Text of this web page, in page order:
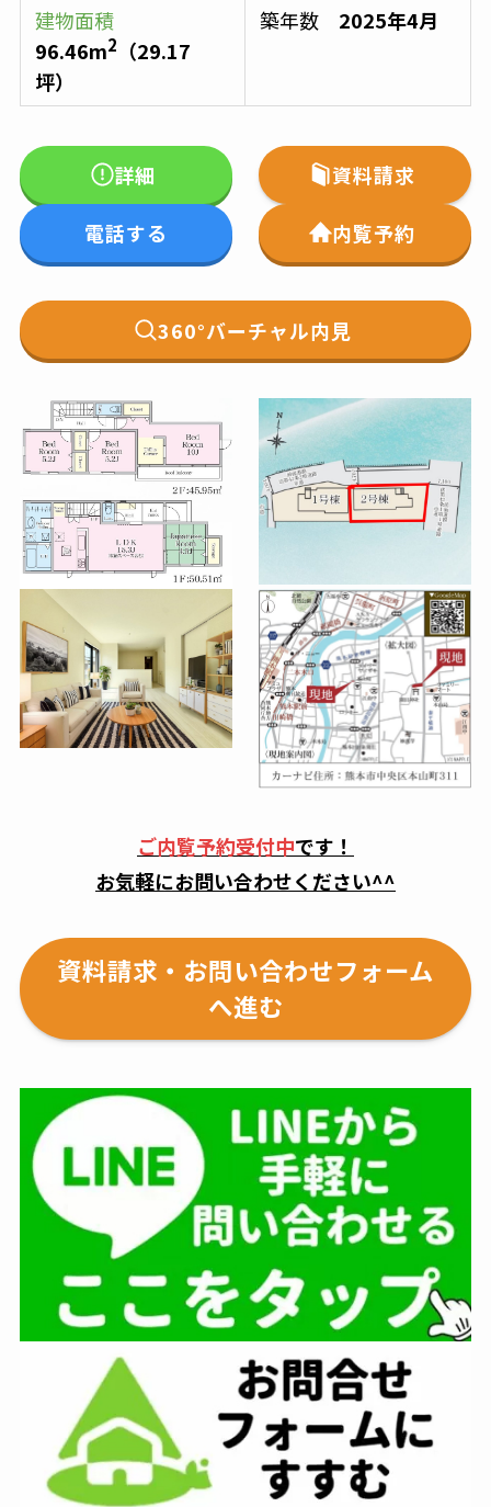
建物面積
96.46m2 （29.17
坪）
築年数 2025年4月
詳細 資料請求
電話する 内覧予約
360°バーチャル内見
ご内覧予約受付中です！
お気軽にお問い合わせください^^
資料請求・お問い合わせフォーム
へ進む